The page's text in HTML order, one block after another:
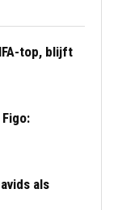
top, blijft
als